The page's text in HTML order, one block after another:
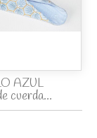
AZUL
cuerda...